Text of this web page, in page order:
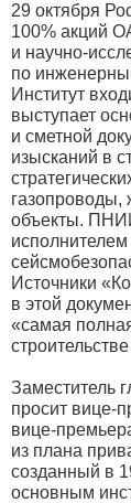
29 октября
100% акций
и научно-
по
Институт
выступает
и сметной
изысканий в
газопроводы,
объекты.
Источники
в этой
«самая
Заместитель
просит вице-
вице-
из плана
созданный в
основным